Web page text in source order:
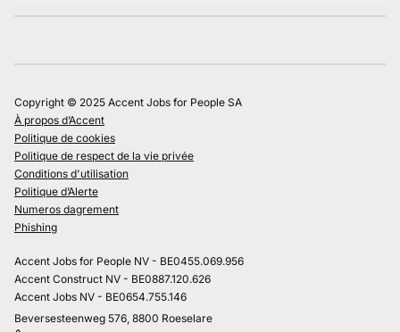
Copyright © 2025 Accent Jobs for People SA
À propos d’Accent
Politique de cookies
Politique de respect de la vie privée
Conditions d'utilisation
Politique d’Alerte
Numeros dagrement
Phishing
Accent Jobs for People NV - BE0455.069.956
Accent Construct NV - BE0887.120.626
Accent Jobs NV - BE0654.755.146
Beversesteenweg 576, 8800 Roeselare